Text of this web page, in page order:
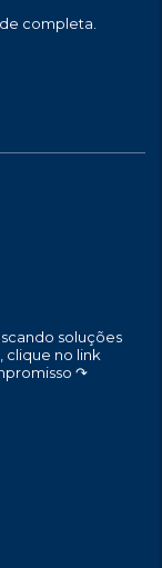
completa.
soluções
clique no link
↷